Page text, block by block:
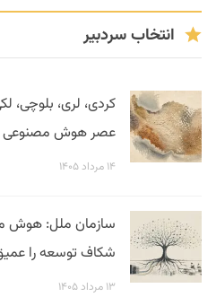
انتخاب سردبیر
کردی، لری، بلوچی،
عصر هوش مصنوعی
۱۴ مرداد ۱۴۰۵
سازمان ملل: هوش
شکاف توسعه را
۱۳ مرداد ۱۴۰۵